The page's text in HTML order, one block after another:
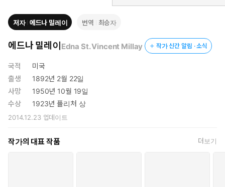
며 날 것 그대로의 순수한 시의 세계로 안내할 것이다.
저자 에드나 밀레이 번역 최승자
에드나 밀레이 Edna St. Vincent Millay 작가 신간 알림 · 소식
국적
미국
출생
1892년 2월 22일
사망
1950년 10월 19일
수상
1923년 퓰리처 상
2014.12.23업데이트
작가의 대표 작품 더보기